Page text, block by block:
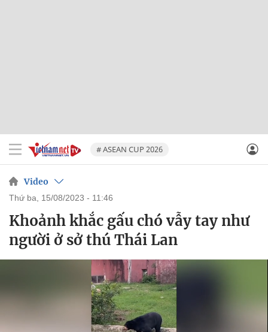
# ASEAN CUP 2026
Video
thứ ba, 15/08/2023 - 11:46
Khoảnh khắc gấu chó vẫy tay như
người ở sở thú Thái Lan